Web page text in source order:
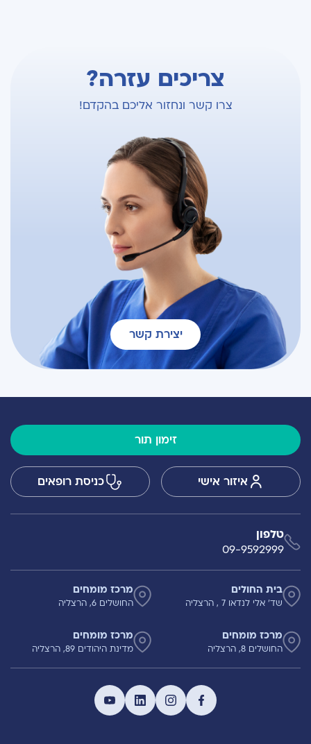
צריכים עזרה?
צרו קשר ונחזור אליכם בהקדם!
יצירת קשר
זימון תור
איזור אישי כניסת רופאים
טלפון
09-9592999
בית החולים
שד' אלי לנדאו 7 , הרצליה
מרכז מומחים
החושלים 6, הרצליה
מרכז מומחים
החושלים 8, הרצליה
מרכז מומחים
מדינת היהודים 89, הרצליה